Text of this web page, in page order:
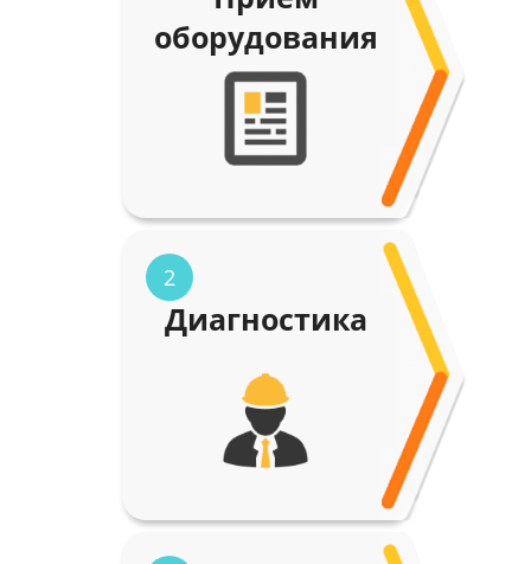
оборудования
2
Диагностика